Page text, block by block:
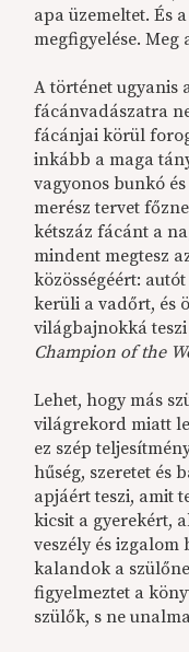
apa üzemeltet. És
megfigyelése. Meg
A történet ugyanis
fácánvadászatra
fácánjai körül
inkább a maga
vagyonos bunkó
merész tervet
kétszáz fácánt a
mindent megtesz
közösségéért:
kerüli a vadőrt, és
világbajnokká
Champion of the
Lehet, hogy más
világrekord miatt
ez szép
hűség, szeretet és
apjáért teszi, amit
kicsit a gyerekért,
veszély és izgalom
kalandok a
figyelmeztet a
szülők, s ne